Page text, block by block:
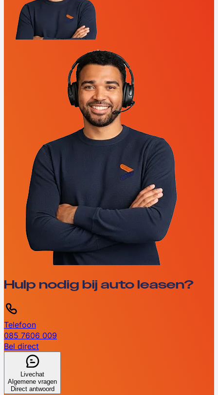
Hulp nodig bij auto leasen?
Telefoon
085 7606 009
Bel direct
Livechat
Algemene vragen
Direct antwoord